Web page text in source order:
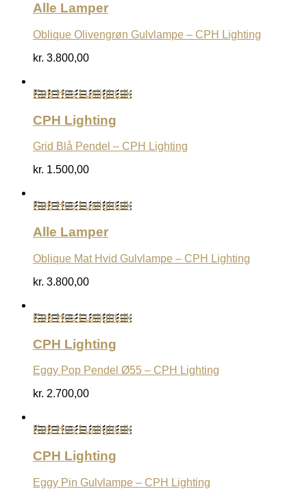
Alle Lamper
Oblique Olivengrøn Gulvlampe – CPH Lighting
kr. 3.800,00
Køb Hos Luxlight.dk
CPH Lighting
Grid Blå Pendel – CPH Lighting
kr. 1.500,00
Køb Hos Luxlight.dk
Alle Lamper
Oblique Mat Hvid Gulvlampe – CPH Lighting
kr. 3.800,00
Køb Hos Luxlight.dk
CPH Lighting
Eggy Pop Pendel Ø55 – CPH Lighting
kr. 2.700,00
Køb Hos Luxlight.dk
CPH Lighting
Eggy Pin Gulvlampe – CPH Lighting